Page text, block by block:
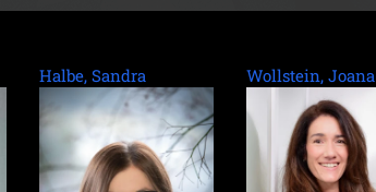
Halbe, Sandra Wollstein, Joana